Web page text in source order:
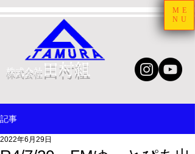
ME
NU
株式会社 田村組
記事
2022年6月29日